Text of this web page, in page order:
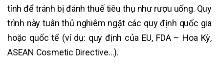
tính để tránh bị đánh thuế tiêu thụ như rượu uống. Quy
trình này tuân thủ nghiêm ngặt các quy định quốc gia
hoặc quốc tế (ví dụ: quy định của EU, FDA – Hoa Kỳ,
ASEAN Cosmetic Directive…).